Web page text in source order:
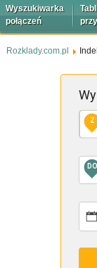
Wyszukiwarka
połączeń
Rozklady.com.pl
Z
DO